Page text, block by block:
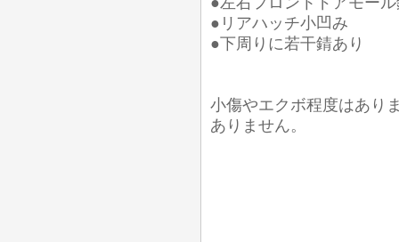
●リアハッチ小凹み
●下周りに若干錆あり
小傷やエクボ程度はあり
ありません。